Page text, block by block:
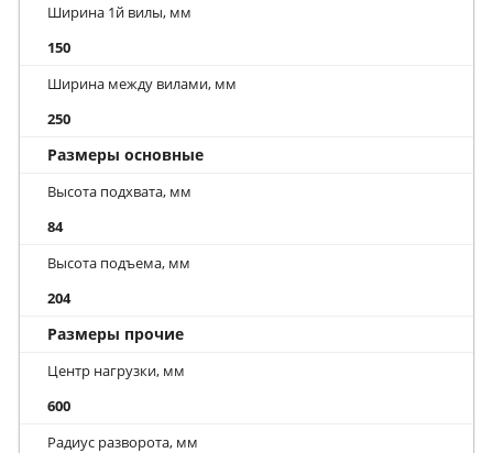
Ширина 1й вилы, мм
150
Ширина между вилами, мм
250
Размеры основные
Высота подхвата, мм
84
Высота подъема, мм
204
Размеры прочие
Центр нагрузки, мм
600
Радиус разворота, мм